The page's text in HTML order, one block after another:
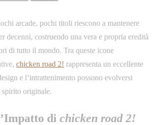
arcade, pochi titoli riescono a mantenere
decenni, costruendo una vera e propria eredità
di tutto il mondo. Tra queste icone
chicken road 2! rappresenta un eccellente
e l’intrattenimento possono evolversi
spirito originale.
di chicken road 2!